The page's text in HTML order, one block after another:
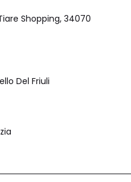
Shopping, 34070
Del Friuli